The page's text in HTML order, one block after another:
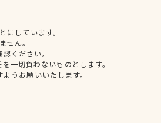
しています。
せん。
ください。
一切負わないものとします。
うお願いいたします。